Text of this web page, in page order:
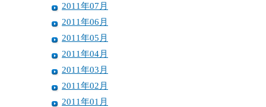
2011年07月
2011年06月
2011年05月
2011年04月
2011年03月
2011年02月
2011年01月